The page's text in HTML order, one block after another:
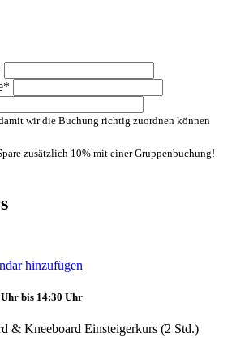
*
wir die Buchung richtig zuordnen können
zusätzlich 10% mit einer Gruppenbuchung!
hinzufügen
bis 14:30 Uhr
& Kneeboard Einsteigerkurs (2 Std.)